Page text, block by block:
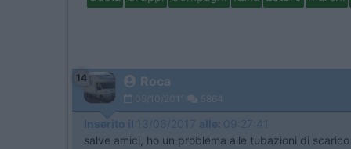
14 Roca
05/10/2011 5864
Inserito il 13/06/2017 alle: 09:27:41
salve amici, ho un problema alle tubazioni di scarico